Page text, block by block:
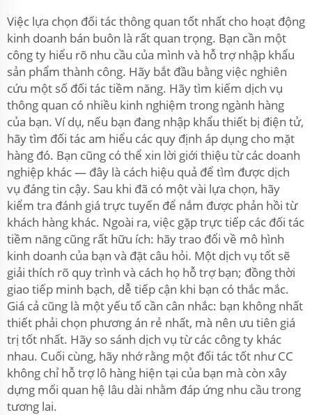
Việc lựa chọn đối tác thông quan tốt nhất cho hoạt động
kinh doanh bán buôn là rất quan trọng. Bạn cần một
công ty hiểu rõ nhu cầu của mình và hỗ trợ nhập khẩu
sản phẩm thành công. Hãy bắt đầu bằng việc nghiên
cứu một số đối tác tiềm năng. Hãy tìm kiếm dịch vụ
thông quan có nhiều kinh nghiệm trong ngành hàng
của bạn. Ví dụ, nếu bạn đang nhập khẩu thiết bị điện tử,
hãy tìm đối tác am hiểu các quy định áp dụng cho mặt
hàng đó. Bạn cũng có thể xin lời giới thiệu từ các doanh
nghiệp khác — đây là cách hiệu quả để tìm được dịch
vụ đáng tin cậy. Sau khi đã có một vài lựa chọn, hãy
kiểm tra đánh giá trực tuyến để nắm được phản hồi từ
khách hàng khác. Ngoài ra, việc gặp trực tiếp các đối tác
tiềm năng cũng rất hữu ích: hãy trao đổi về mô hình
kinh doanh của bạn và đặt câu hỏi. Một dịch vụ tốt sẽ
giải thích rõ quy trình và cách họ hỗ trợ bạn; đồng thời
giao tiếp minh bạch, dễ tiếp cận khi bạn có thắc mắc.
Giá cả cũng là một yếu tố cần cân nhắc: bạn không nhất
thiết phải chọn phương án rẻ nhất, mà nên ưu tiên giá
trị tốt nhất. Hãy so sánh dịch vụ từ các công ty khác
nhau. Cuối cùng, hãy nhớ rằng một đối tác tốt như CC
không chỉ hỗ trợ lô hàng hiện tại của bạn mà còn xây
dựng mối quan hệ lâu dài nhằm đáp ứng nhu cầu trong
tương lai.